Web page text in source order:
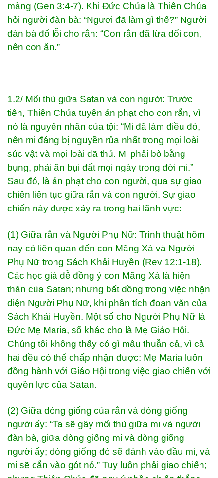
màng (Gen 3:4-7). Khi Đức Chúa là Thiên Chúa
hỏi người đàn bà: “Ngươi đã làm gì thế?” Người
đàn bà đổ lỗi cho rắn: “Con rắn đã lừa dối con,
nên con ăn.”
1.2/ Mối thù giữa Satan và con người: Trước
tiên, Thiên Chúa tuyên án phạt cho con rắn, vì
nó là nguyên nhân của tội: “Mi đã làm điều đó,
nên mi đáng bị nguyền rủa nhất trong mọi loài
súc vật và mọi loài dã thú. Mi phải bò bằng
bụng, phải ăn bụi đất mọi ngày trong đời mi.”
Sau đó, là án phạt cho con người, qua sự giao
chiến liên tục giữa rắn và con người. Sự giao
chiến này được xảy ra trong hai lãnh vực:
(1) Giữa rắn và Người Phụ Nữ: Trình thuật hôm
nay có liên quan đến con Mãng Xà và Người
Phụ Nữ trong Sách Khải Huyền (Rev 12:1-18).
Các học giả dễ đồng ý con Mãng Xà là hiện
thân của Satan; nhưng bất đồng trong việc nhận
diện Người Phụ Nữ, khi phân tích đoạn văn của
Sách Khải Huyền. Một số cho Người Phụ Nữ là
Đức Mẹ Maria, số khác cho là Mẹ Giáo Hội.
Chúng tôi không thấy có gì mâu thuẫn cả, vì cả
hai đều có thể chấp nhận được: Mẹ Maria luôn
đồng hành với Giáo Hội trong việc giao chiến với
quyền lực của Satan.
(2) Giữa dòng giống của rắn và dòng giống
người ấy: “Ta sẽ gây mối thù giữa mi và người
đàn bà, giữa dòng giống mi và dòng giống
người ấy; dòng giống đó sẽ đánh vào đầu mi, và
mi sẽ cắn vào gót nó.” Tuy luôn phải giao chiến;